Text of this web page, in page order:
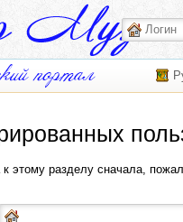
этому разделу сначала,